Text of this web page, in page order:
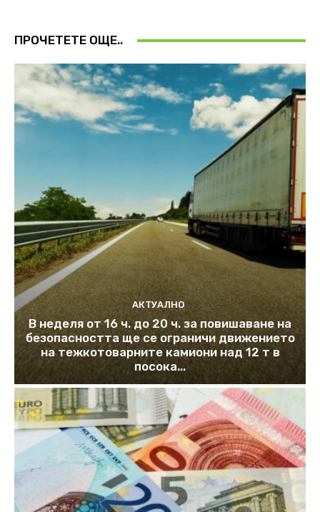
ПРОЧЕТЕТЕ ОЩЕ..
АКТУАЛНО
В неделя от 16 ч. до 20 ч. за повишаване на
безопасността ще се ограничи движението
на тежкотоварните камиони над 12 т в
посока...